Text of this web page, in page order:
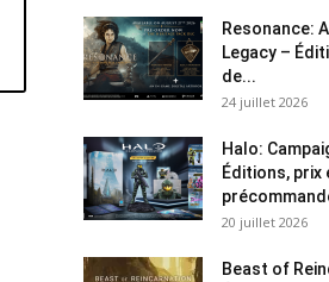
Resonance:
Legacy –
de...
24 juillet 2026
Halo:
Éditions, prix
20 juillet 2026
Beast of